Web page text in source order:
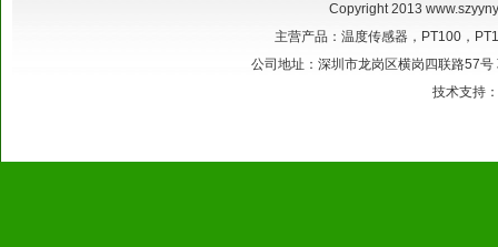
Copyright 2013
主营产品：温度传感器，PT100，
公司地址：深圳市龙岗区横岗四联路57
技术支持